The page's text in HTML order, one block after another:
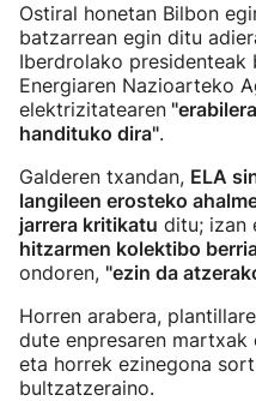
Ostiral honetan Bilbon
batzarrean egin ditu
Iberdrolako presidenteak
Energiaren Nazioarteko
elektrizitatearen
handituko dira".
Galderen txandan, ELA
langileen erosteko
jarrera kritikatu ditu; izan
hitzarmen kolektibo
ondoren, "ezin da
Horren arabera,
dute enpresaren
eta horrek ezinegona
bultzatzeraino.